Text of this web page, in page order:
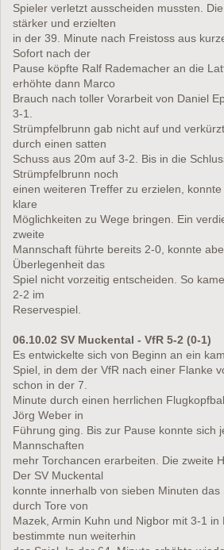
Spieler verletzt ausscheiden mussten.
stärker und erzielten
in der 39. Minute nach Freistoss aus
Sofort nach der
Pause köpfte Ralf Rademacher an die
erhöhte dann Marco
Brauch nach toller Vorarbeit von Daniel
3-1.
Strümpfelbrunn gab nicht auf und
durch einen satten
Schuss aus 20m auf 3-2. Bis in die
Strümpfelbrunn noch
einen weiteren Treffer zu erzielen,
klare
Möglichkeiten zu Wege bringen. Ein
zweite
Mannschaft führte bereits 2-0, konnte
Überlegenheit das
Spiel nicht vorzeitig entscheiden. So
2-2 im
Reservespiel.
06.10.02 SV Muckental - VfR 5-2 (0-1)
Es entwickelte sich von Beginn an ein
Spiel, in dem der VfR nach einer Flanke
schon in der 7.
Minute durch einen herrlichen
Jörg Weber in
Führung ging. Bis zur Pause konnte sich
Mannschaften
mehr Torchancen erarbeiten. Die zweite
Der SV Muckental
konnte innerhalb von sieben Minuten
durch Tore von
Mazek, Armin Kuhn und Nigbor mit 3-1 in
bestimmte nun weiterhin